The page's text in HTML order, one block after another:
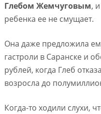
Глебом Жемчуговым,
ребенка ее не смущает.
Она даже предложила
гастроли в Саранске и
рублей, когда Глеб
возросла до
Когда-то ходили слухи,